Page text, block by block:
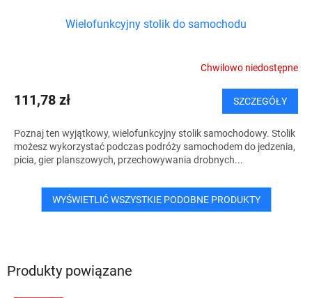
Produkty powiązane
Wielofunkcyjny stolik do samochodu
Chwilowo niedostępne
111,78 zł SZCZEGÓŁY
Poznaj ten wyjątkowy, wielofunkcyjny stolik samochodowy. Stolik
możesz wykorzystać podczas podróży samochodem do jedzenia,
picia, gier planszowych, przechowywania drobnych...
WYŚWIETLIĆ WSZYSTKIE PODOBNE PRODUKTY